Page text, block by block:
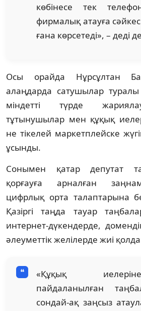
көбінесе тек
фирмалық атауға
ғана көрсетеді», – деді
Осы орайда Нұрсұлтан
алаңдарда сатушылар
міндетті түрде
тұтынушылар мен құқық
не тікелей маркетплейске
ұсынды.
Сонымен қатар депутат
қорғауға арналған
цифрлық орта талаптарына
Қазіргі таңда тауар
интернет-дүкендерде,
әлеуметтік желілерде жиі
«Құқық
пайдаланылған
сондай-ақ заңсыз